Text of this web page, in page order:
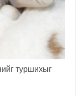
туршихыг